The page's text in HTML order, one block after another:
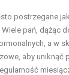
postrzegane
pań, dążąc
a w
aby